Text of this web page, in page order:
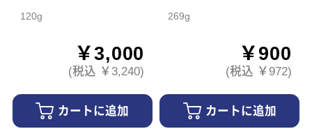
120g
￥3,000
(税込 ￥3,240)
カートに追加
269g
￥900
(税込 ￥972)
カートに追加